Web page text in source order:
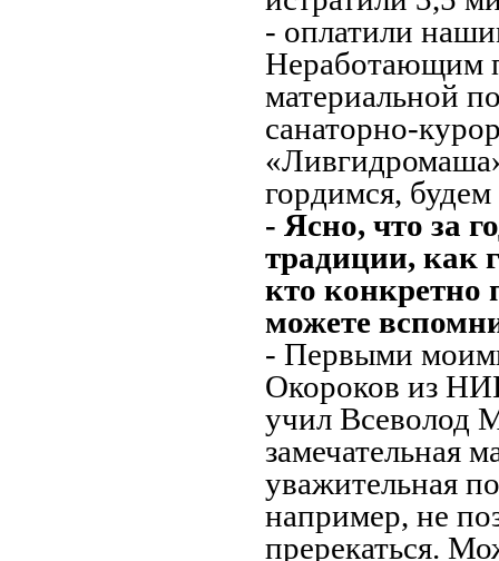
- оплатили
Неработающим
материальной
санаторно-
гордимся,
- Ясно, что за
традиции, как
кто конкретно
можете
- Первыми
Окороков из
учил Всеволод
замечательная
уважительная
например, не
пререкаться.